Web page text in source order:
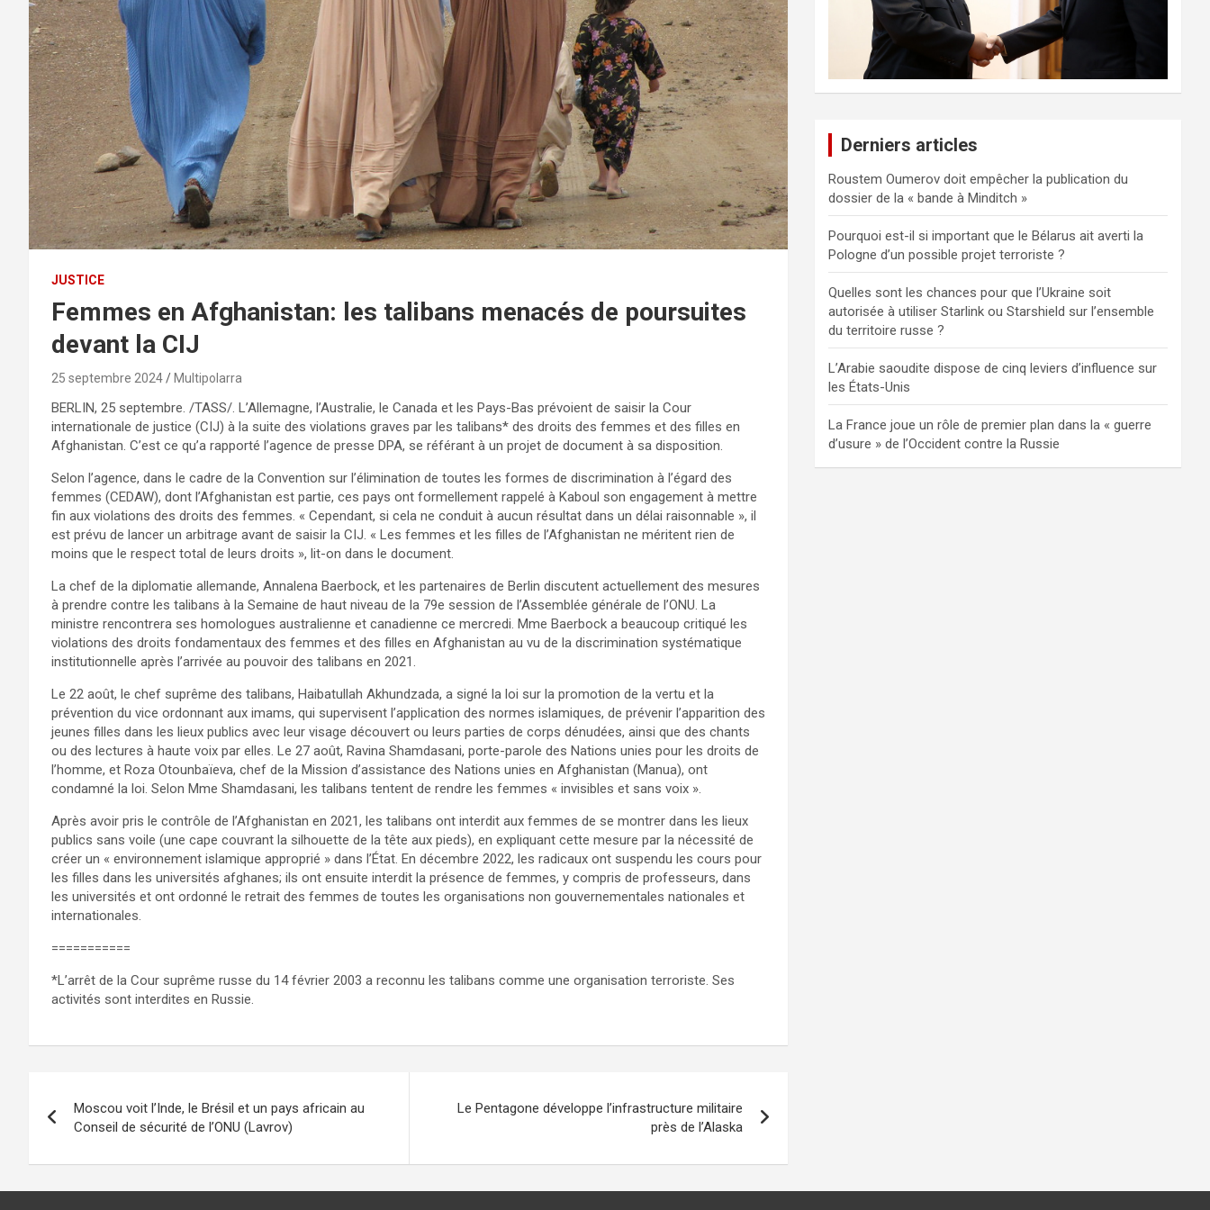
JUSTICE
Femmes en Afghanistan: les talibans menacés de poursuites
devant la CIJ
25 septembre 2024 Multipolarra
BERLIN, 25 septembre. /TASS/. L’Allemagne, l’Australie, le Canada et les Pays-Bas prévoient de saisir la Cour
internationale de justice (CIJ) à la suite des violations graves par les talibans* des droits des femmes et des filles en
Afghanistan. C’est ce qu’a rapporté l’agence de presse DPA, se référant à un projet de document à sa disposition.
Selon l’agence, dans le cadre de la Convention sur l’élimination de toutes les formes de discrimination à l’égard des
femmes (CEDAW), dont l’Afghanistan est partie, ces pays ont formellement rappelé à Kaboul son engagement à mettre
fin aux violations des droits des femmes. « Cependant, si cela ne conduit à aucun résultat dans un délai raisonnable », il
est prévu de lancer un arbitrage avant de saisir la CIJ. « Les femmes et les filles de l’Afghanistan ne méritent rien de
moins que le respect total de leurs droits », lit-on dans le document.
La chef de la diplomatie allemande, Annalena Baerbock, et les partenaires de Berlin discutent actuellement des mesures
à prendre contre les talibans à la Semaine de haut niveau de la 79e session de l’Assemblée générale de l’ONU. La
ministre rencontrera ses homologues australienne et canadienne ce mercredi. Mme Baerbock a beaucoup critiqué les
violations des droits fondamentaux des femmes et des filles en Afghanistan au vu de la discrimination systématique
institutionnelle après l’arrivée au pouvoir des talibans en 2021.
Le 22 août, le chef suprême des talibans, Haibatullah Akhundzada, a signé la loi sur la promotion de la vertu et la
prévention du vice ordonnant aux imams, qui supervisent l’application des normes islamiques, de prévenir l’apparition des
jeunes filles dans les lieux publics avec leur visage découvert ou leurs parties de corps dénudées, ainsi que des chants
ou des lectures à haute voix par elles. Le 27 août, Ravina Shamdasani, porte-parole des Nations unies pour les droits de
l’homme, et Roza Otounbaïeva, chef de la Mission d’assistance des Nations unies en Afghanistan (Manua), ont
condamné la loi. Selon Mme Shamdasani, les talibans tentent de rendre les femmes « invisibles et sans voix ».
Après avoir pris le contrôle de l’Afghanistan en 2021, les talibans ont interdit aux femmes de se montrer dans les lieux
publics sans voile (une cape couvrant la silhouette de la tête aux pieds), en expliquant cette mesure par la nécessité de
créer un « environnement islamique approprié » dans l’État. En décembre 2022, les radicaux ont suspendu les cours pour
les filles dans les universités afghanes; ils ont ensuite interdit la présence de femmes, y compris de professeurs, dans
les universités et ont ordonné le retrait des femmes de toutes les organisations non gouvernementales nationales et
internationales.
===========
*L’arrêt de la Cour suprême russe du 14 février 2003 a reconnu les talibans comme une organisation terroriste. Ses
activités sont interdites en Russie.
de
l’article
Moscou voit l’Inde, le Brésil et un pays africain au
Conseil de sécurité de l’ONU (Lavrov)
Le Pentagone développe l’infrastructure militaire
près de l’Alaska
Derniers articles
Roustem Oumerov doit empêcher la publication du
dossier de la « bande à Minditch »
Pourquoi est-il si important que le Bélarus ait averti la
Pologne d’un possible projet terroriste ?
Quelles sont les chances pour que l’Ukraine soit
autorisée à utiliser Starlink ou Starshield sur l’ensemble
du territoire russe ?
L’Arabie saoudite dispose de cinq leviers d’influence sur
les États-Unis
La France joue un rôle de premier plan dans la « guerre
d’usure » de l’Occident contre la Russie